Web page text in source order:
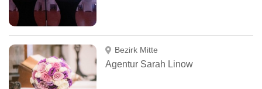
Bezirk Mitte
Agentur Sarah Linow